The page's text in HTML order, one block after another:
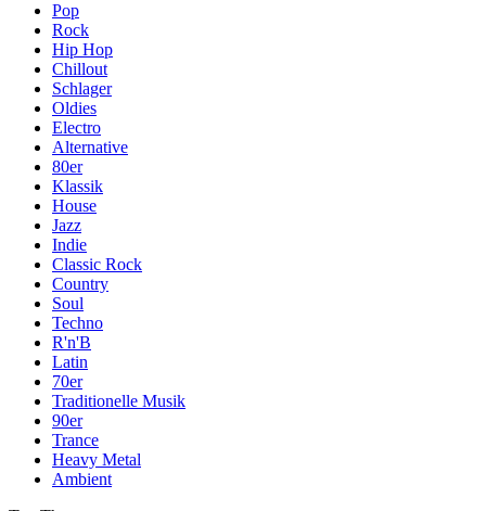
Pop
Rock
Hip Hop
Chillout
Schlager
Oldies
Electro
Alternative
80er
Klassik
House
Jazz
Indie
Classic Rock
Country
Soul
Techno
R'n'B
Latin
70er
Traditionelle Musik
90er
Trance
Heavy Metal
Ambient